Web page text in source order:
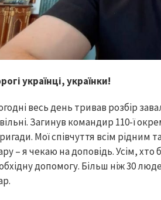
українці, українки!
весь день тривав розбір
Загинув командир 110-ї
Мої співчуття всім рідним
– я чекаю на доповідь. Усім,
допомогу. Більш ніж 30